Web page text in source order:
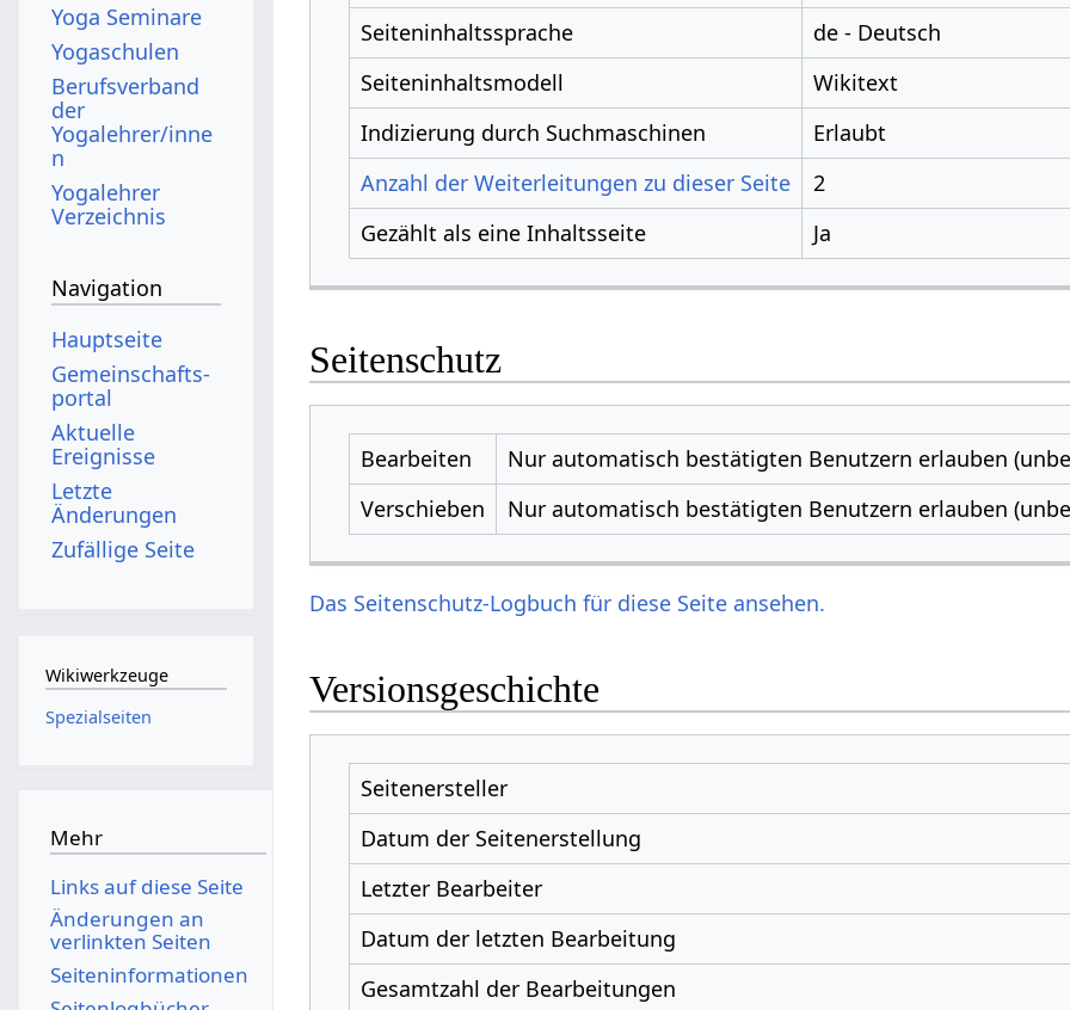
Seiteninhaltssprache
de - Deutsch
Seiteninhaltsmodell
Wikitext
Indizierung durch Suchmaschinen
Erlaubt
Anzahl der Weiterleitungen zu dieser Seite
2
Gezählt als eine Inhaltsseite
Ja
Seitenschutz
Bearbeiten
Nur automatisch bestätigten Benutzern erlauben
Verschieben
Nur automatisch bestätigten Benutzern erlauben
Das Seitenschutz-Logbuch für diese Seite ansehen.
Versionsgeschichte
Seitenersteller
Datum der Seitenerstellung
Letzter Bearbeiter
Datum der letzten Bearbeitung
Gesamtzahl der Bearbeitungen
Yoga Seminare
Yogaschulen
Berufsverband
der
Yogalehrer/inne
n
Yogalehrer
Verzeichnis
Navigation
Hauptseite
Gemeinschafts­
portal
Aktuelle
Ereignisse
Letzte
Änderungen
Zufällige Seite
Wikiwerkzeuge
Spezialseiten
Mehr
Links auf diese Seite
Änderungen an
verlinkten Seiten
Seiten­­informationen